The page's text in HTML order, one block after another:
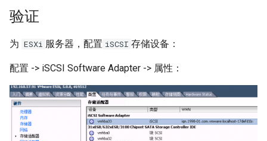
Docker 查找容器的宿主机进
程ID
php容器无法加载ssh2模块
Docker容器 restart策略
chsh 命令
LVM 扩展逻辑卷与文件系统
md5sum 命令
LVM 创建新的逻辑卷
openssl 命令
Shell 判断一个文件是否为空
使用 XenCenter 绑定网卡
试用 XenServer 6.2
XenMotion 和 Storage
XenMotion
arp_annonuce 参数
LVS - Linux虚拟服务器
Haproxy URL Hash
Haproxy 安装与配置
+ DRBD 完成 SuSe Mysql HA
方案
Oracle 多数据库实例管理文档
Mysql 数据导出与导入
Ubuntu 使用minicom连接交换
机
验证
为 ESXi 服务器，配置 iSCSI 存储设备：
配置 -> iSCSI Software Adapter -> 属性：